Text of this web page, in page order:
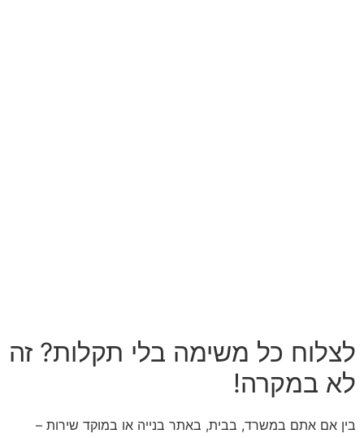
לצלוח כל משימה בלי תקלות? זה
לא במקרה!
בין אם אתם במשרד, בבית, באתר בנייה או במוקד שירות –